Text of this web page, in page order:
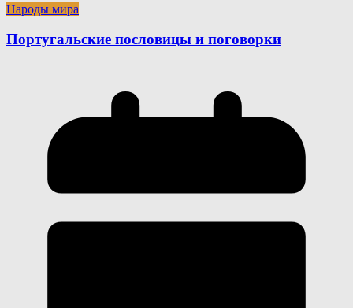
Народы мира
Португальские пословицы и поговорки